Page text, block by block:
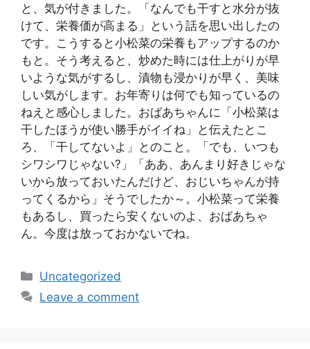
と、気が付きました。「なんでも干すと水分が抜
けて、栄養価が高まる」という話を思い出したの
です。こうすると小松菜の栄養もアップするのか
もと。そう考えると、炒めた時には仕上がりが早
いような気がするし、漬物も浸かりが早く、美味
しい気がします。お年寄りは何でも知っているの
ねえと感心しました。おばあちゃんに「小松菜は
干したほうが使い勝手がイイね」と伝えたとこ
ろ、「干してないよ」とのこと。「でも、いつも
シワシワじゃない?」「ああ、あんまり好きじゃな
いから放っておいたんだけど、おじいちゃんが持
ってくるから」そうでしたか～。小松菜って栄養
もあるし、買ったら安くないのよ、おばあちゃ
ん。今度は放っておかないでね。
Categories
Uncategorized
Leave a comment